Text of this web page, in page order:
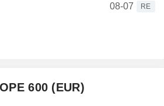
08-07
RE
600 (EUR)